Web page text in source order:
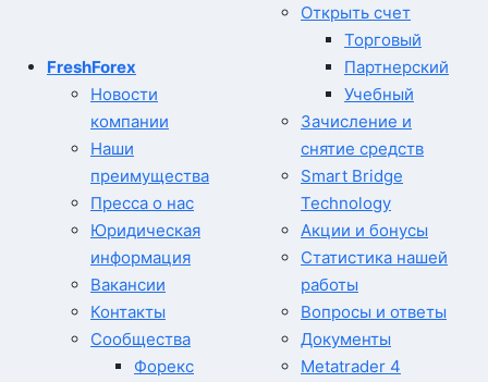
FreshForex
Новости
компании
Наши
преимущества
Пресса о нас
Юридическая
информация
Вакансии
Контакты
Сообщества
Форекс
Открыть счет
Торговый
Партнерский
Учебный
Зачисление и
снятие средств
Smart Bridge
Technology
Акции и бонусы
Статистика нашей
работы
Вопросы и ответы
Документы
Metatrader 4